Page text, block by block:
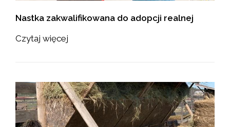
Nastka zakwalifikowana do adopcji realnej
Czytaj więcej